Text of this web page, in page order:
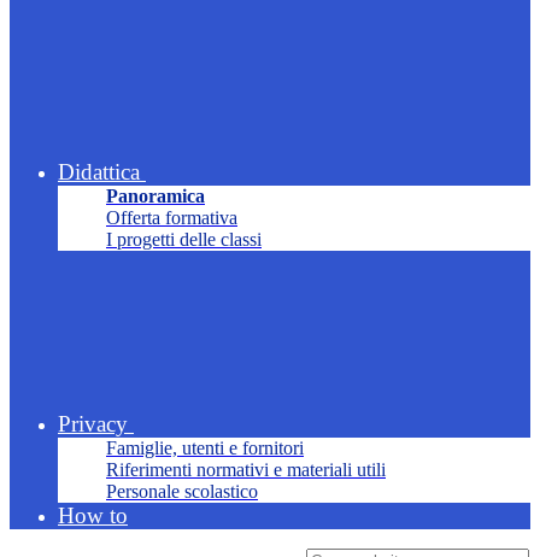
Didattica
Panoramica
Offerta formativa
I progetti delle classi
Privacy
Famiglie, utenti e fornitori
Riferimenti normativi e materiali utili
Personale scolastico
How to